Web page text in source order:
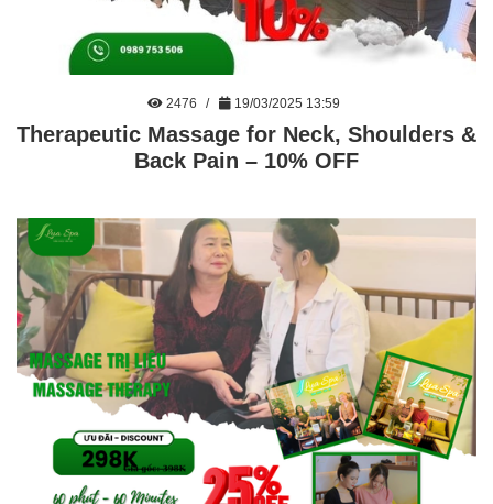
2476 19/03/2025 13:59
Therapeutic Massage for Neck, Shoulders &
Back Pain – 10% OFF